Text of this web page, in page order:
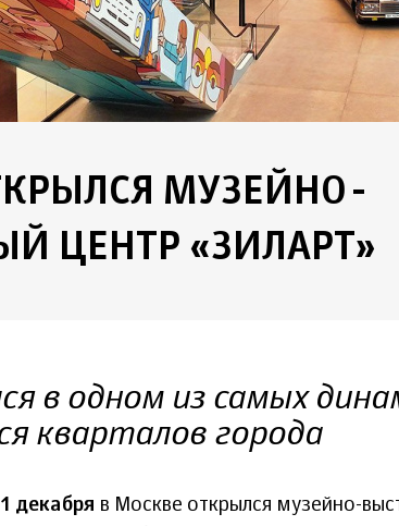
МУЗЕЙНО-
ЦЕНТР «ЗИЛАРТ»
в одном из самых
кварталов города
1 декабря в Москве открылся музейно-